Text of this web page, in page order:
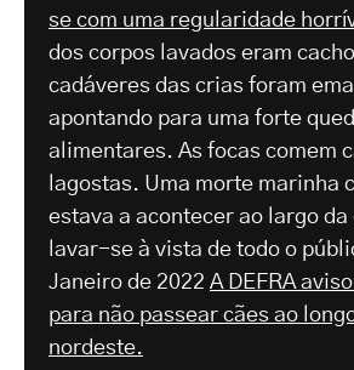
se com uma regularidade
dos corpos lavados eram
cadáveres das crias foram
apontando para uma forte
alimentares. As focas comem
lagostas. Uma morte marinha
estava a acontecer ao largo da
lavar-se à vista de todo o
Janeiro de 2022 A DEFRA
para não passear cães ao
nordeste.